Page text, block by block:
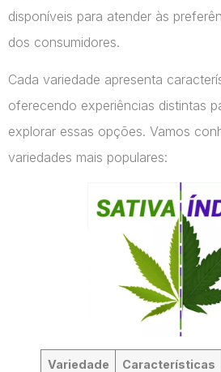
disponíveis para atender às
dos consumidores.
Cada variedade apresenta
oferecendo experiências distintas
explorar essas opções. Vamos
variedades mais populares:
Variedade Características